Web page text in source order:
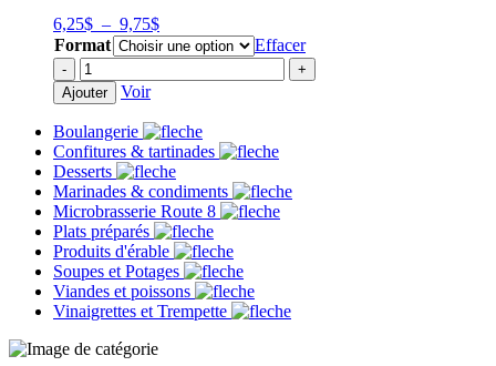
6,25$ – 9,75$Plage
de
prix :
6,25$
9,75$
Format Effacer
-
quantité
de
Cretons
+
Ajouter
Voir
Boulangerie
Confitures & tartinades
Desserts
Marinades & condiments
Microbrasserie Route 8
Plats préparés
Produits d'érable
Soupes et Potages
Viandes et poissons
Vinaigrettes et Trempette